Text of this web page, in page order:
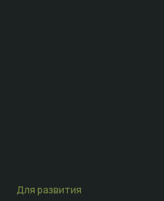
Для развития